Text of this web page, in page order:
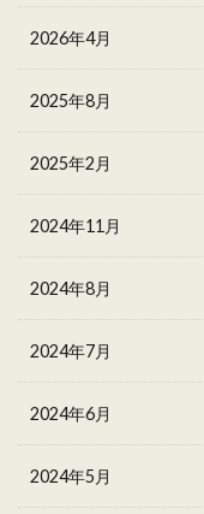
2026年4月
2025年8月
2025年2月
2024年11月
2024年8月
2024年7月
2024年6月
2024年5月